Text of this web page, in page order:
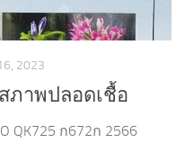
2023
ภาพปลอดเชื้อ
QK725 ก672ก 2566